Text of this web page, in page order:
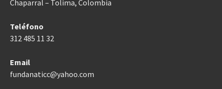
Chaparral – Tolima, Colombia
Teléfono
312 485 11 32
Email
fundanaticc@yahoo.com